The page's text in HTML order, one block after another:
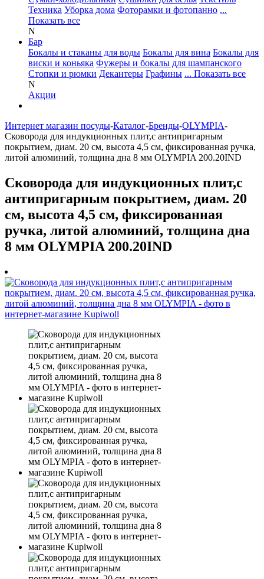
Техника Уборка дома Фоторамки и фотопанно ...
Показать все
N
Бар
Бокалы и стаканы для воды Бокалы для вина Бокалы для
виски и коньяка Фужеры и бокалы для шампанского
Стопки и рюмки Декантеры Графины ... Показать все
N
Акции
Интернет магазин посуды-Каталог-Бренды-OLYMPIA-
Сковорода для индукционных плит,с антипригарным
покрытием, диам. 20 см, высота 4,5 см, фиксированная ручка,
литой алюминий, толщина дна 8 мм OLYMPIA 200.20IND
Сковорода для индукционных плит,с
антипригарным покрытием, диам. 20
см, высота 4,5 см, фиксированная
ручка, литой алюминий, толщина дна
8 мм OLYMPIA 200.20IND